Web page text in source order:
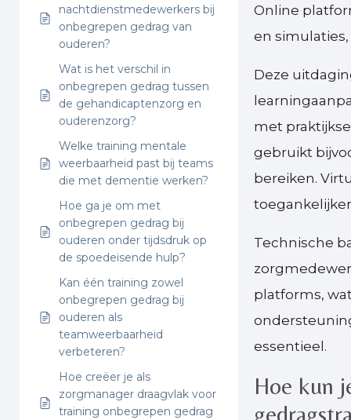
nachtdienstmedewerkers bij
onbegrepen gedrag van
ouderen?
Wat is het verschil in
onbegrepen gedrag tussen
de gehandicaptenzorg en
ouderenzorg?
Welke training mentale
weerbaarheid past bij teams
die met dementie werken?
Hoe ga je om met
onbegrepen gedrag bij
ouderen onder tijdsdruk op
de spoedeisende hulp?
Kan één training zowel
onbegrepen gedrag bij
ouderen als
teamweerbaarheid
verbeteren?
Hoe creëer je als
zorgmanager draagvlak voor
training onbegrepen gedrag
Online
en
Deze
met
gebruikt
bereiken.
Technische
platforms,
essentieel.
Hoe kun